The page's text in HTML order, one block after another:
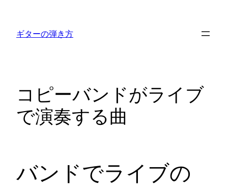
ギターの弾き方
コピーバンドがライブ
で演奏する曲
バンドでライブの